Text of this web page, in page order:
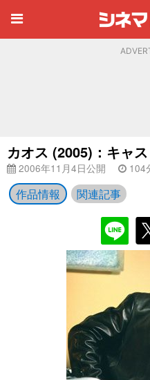
カオス (2005)：キャ
2006年11月4日公開 104
作品情報 関連記事